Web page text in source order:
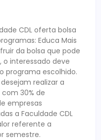
CDL oferta bolsa
Educa Mais
da bolsa que pode
o interessado deve
programa escolhido.
realizar a
30% de
empresas
a Faculdade CDL
referente a
semestre.